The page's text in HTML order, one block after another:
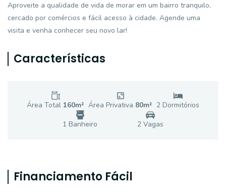
Aproveite a qualidade de vida de morar em um bairro tranquilo,
cercado por comércios e fácil acesso à cidade. Agende uma
visita e venha conhecer seu novo lar!
Características
Área Total 160m² Área Privativa 80m² 2 Dormitórios
1 Banheiro 2 Vagas
Financiamento Fácil